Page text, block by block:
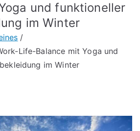
und funktioneller
im Winter
Life-Balance mit Yoga und
im Winter